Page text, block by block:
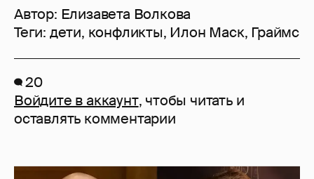
Автор: Елизавета Волкова
Теги: дети, конфликты, Илон Маск, Граймс
20
Войдите в аккаунт, чтобы читать и
оставлять комментарии